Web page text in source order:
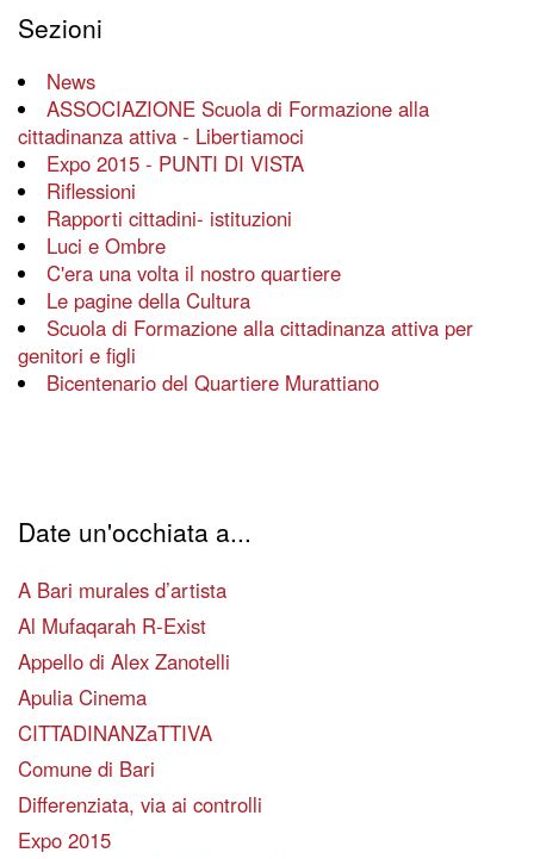
Sezioni
News
ASSOCIAZIONE Scuola di Formazione alla
cittadinanza attiva - Libertiamoci
Expo 2015 - PUNTI DI VISTA
Riflessioni
Rapporti cittadini- istituzioni
Luci e Ombre
C'era una volta il nostro quartiere
Le pagine della Cultura
Scuola di Formazione alla cittadinanza attiva per
genitori e figli
Bicentenario del Quartiere Murattiano
Date un'occhiata a...
A Bari murales d’artista
Al Mufaqarah R-Exist
Appello di Alex Zanotelli
Apulia Cinema
CITTADINANZaTTIVA
Comune di Bari
Differenziata, via ai controlli
Expo 2015